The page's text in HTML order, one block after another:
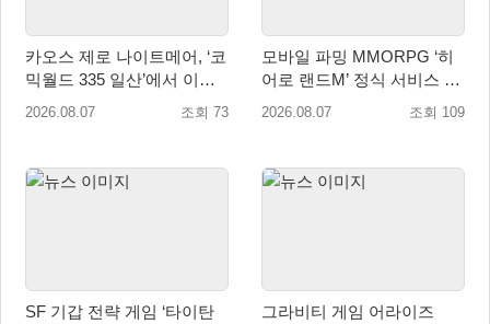
카오스 제로 나이트메어, ‘코
믹월드 335 일산’에서 이용
자 소통 예고
2026.08.07 조회 73
모바일 파밍 MMORPG ‘히
어로 랜드M’ 정식 서비스 돌
입
2026.08.07 조회 109
SF 기갑 전략 게임 ‘타이탄
그라비티 게임 어라이즈